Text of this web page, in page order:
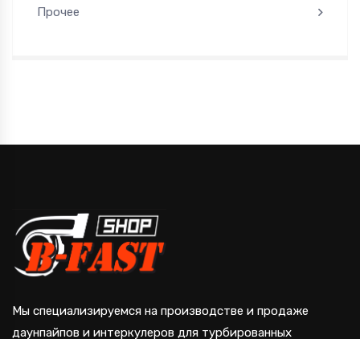
Прочее
Мы специализируемся на производстве и продаже
даунпайпов и интеркулеров для турбированных